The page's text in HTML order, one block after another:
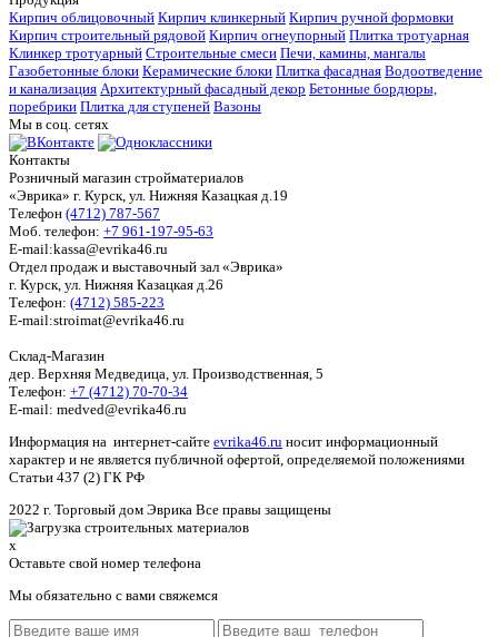
Кирпич облицовочный Кирпич клинкерный Кирпич ручной формовки
Кирпич строительный рядовой Кирпич огнеупорный Плитка тротуарная
Клинкер тротуарный Строительные смеси Печи, камины, мангалы
Газобетонные блоки Керамические блоки Плитка фасадная Водоотведение
и канализация Архитектурный фасадный декор Бетонные бордюры,
поребрики Плитка для ступеней Вазоны
Мы в соц. сетях
Контакты
Розничный магазин стройматериалов
«Эврика» г. Курск, ул. Нижняя Казацкая д.19
Телефон (4712) 787-567
Моб. телефон: +7 961-197-95-63
E-mail:kassa@evrika46.ru
Отдел продаж и выставочный зал «Эврика»
г. Курск, ул. Нижняя Казацкая д.26
Телефон: (4712) 585-223
E-mail:stroimat@evrika46.ru
Склад-Магазин
дер. Верхняя Медведица, ул. Производственная, 5
Телефон: +7 (4712) 70-70-34
E-mail: medved@evrika46.ru
Информация на интернет-сайте evrika46.ru носит информационный
характер и не является публичной офертой, определяемой положениями
Статьи 437 (2) ГК РФ
2022 г. Торговый дом Эврика Все правы защищены
x
Оставьте свой номер телефона
Мы обязательно с вами свяжемся